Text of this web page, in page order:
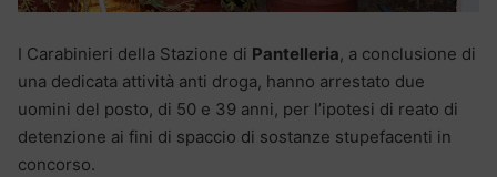
I Carabinieri della Stazione di Pantelleria, a conclusione di
una dedicata attività anti droga, hanno arrestato due
uomini del posto, di 50 e 39 anni, per l’ipotesi di reato di
detenzione ai fini di spaccio di sostanze stupefacenti in
concorso.